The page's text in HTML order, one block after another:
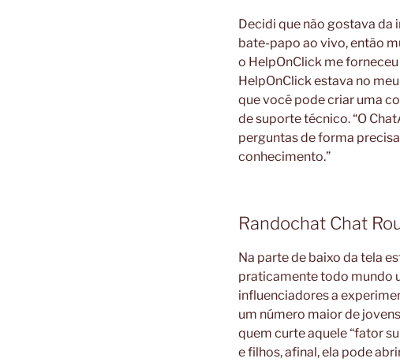
Decidi que não gostava
bate-papo ao vivo, então
o HelpOnClick me
HelpOnClick estava no
que você pode criar uma
de suporte técnico. “O
perguntas de forma
conhecimento.”
Randochat Chat
Na parte de baixo da tela
praticamente todo mundo
influenciadores a
um número maior de
quem curte aquele “fator
e filhos, afinal, ela pode